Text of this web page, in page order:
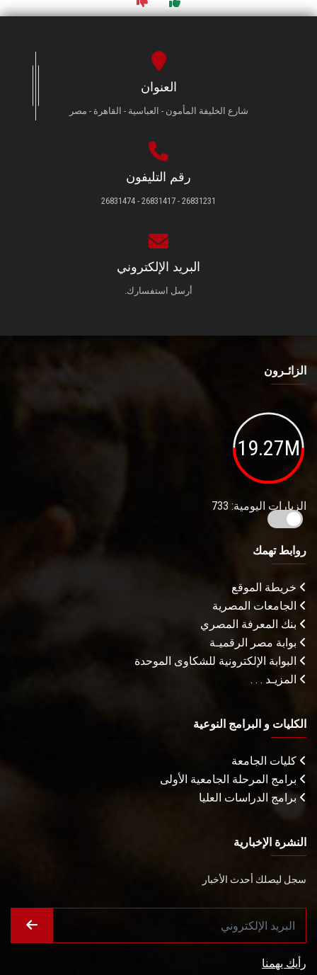
العنوان
شارع الخليفة المأمون - العباسية - القاهرة - مصر
رقم التليفون
26831231 - 26831417 - 26831474
البريد الإلكتروني
أرسل استفسارك.
الزائـرون
19.27M
الزيارات اليومية: 733
روابط تهمك
خريطة الموقع
الجامعات المصرية
بنك المعرفة المصري
بوابة مصر الرقميـة
البوابة الإلكترونية للشكاوى الموحدة
المزيـد . . .
الكليات و البرامج النوعية
كليات الجامعة
برامج المرحلة الجامعية الأولى
برامج الدراسات العليا
النشرة الإخبارية
سجل ليصلك أحدث الأخبار
رأيك يهمنا